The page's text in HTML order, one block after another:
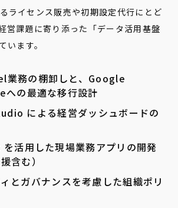
ライセンス販売や初期設定代行にとど
営課題に寄り添った「データ活用基盤
います。
業務の棚卸しと、Google
の最適な移行設計
による経営ダッシュボードの
活用した現場業務アプリの開発
含む）
とガバナンスを考慮した組織ポリ